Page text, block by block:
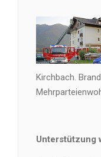
Kirchbach.
Unterstützung